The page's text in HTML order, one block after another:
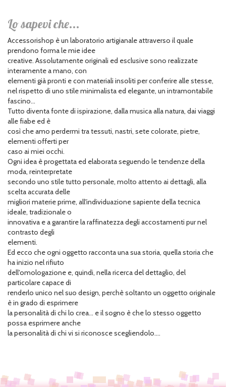
Lo sapevi che...
Accessorishop è un laboratorio artigianale attraverso il quale
prendono forma le mie idee
creative. Assolutamente originali ed esclusive sono realizzate
interamente a mano, con
elementi già pronti e con materiali insoliti per conferire alle stesse,
nel rispetto di uno stile minimalista ed elegante, un intramontabile
fascino...
Tutto diventa fonte di ispirazione, dalla musica alla natura, dai viaggi
alle fiabe ed è
così che amo perdermi tra tessuti, nastri, sete colorate, pietre,
elementi offerti per
caso ai miei occhi.
Ogni idea è progettata ed elaborata seguendo le tendenze della
moda, reinterpretate
secondo uno stile tutto personale, molto attento ai dettagli, alla
scelta accurata delle
migliori materie prime, all'individuazione sapiente della tecnica
ideale, tradizionale o
innovativa e a garantire la raffinatezza degli accostamenti pur nel
contrasto degli
elementi.
Ed ecco che ogni oggetto racconta una sua storia, quella storia che
ha inizio nel rifiuto
dell'omologazione e, quindi, nella ricerca del dettaglio, del
particolare capace di
renderlo unico nel suo design, perchè soltanto un oggetto originale
è in grado di esprimere
la personalità di chi lo crea... e il sogno è che lo stesso oggetto
possa esprimere anche
la personalità di chi vi si riconosce scegliendolo....